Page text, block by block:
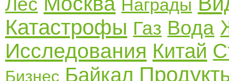
Лес Награды
Катастрофы Газ Вода
Исследования Китай
Бизнес Байкал